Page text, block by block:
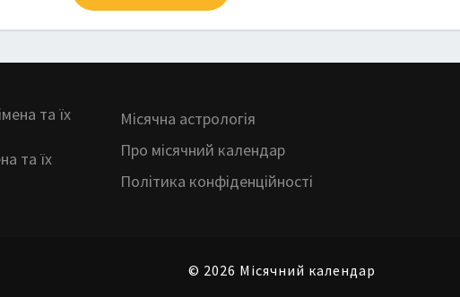
та їх
та їх
Місячна астрологія
Про місячний календар
Політика конфіденційності
© 2026 Місячний календар